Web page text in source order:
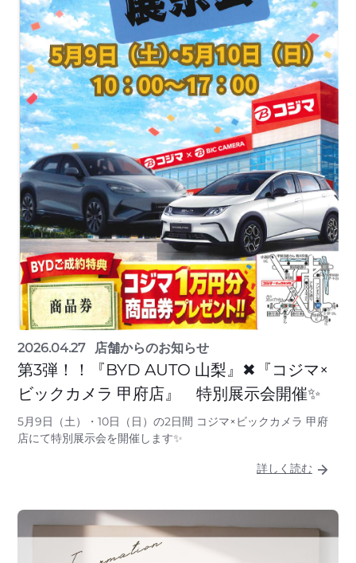
2026.04.27 店舗からのお知らせ
第3弾！！『BYD AUTO 山梨』✖『コジマ×
ビックカメラ 甲府店』 特別展示会開催✨
5月9日（土）・10日（日）の2日間 コジマ×ビックカメラ 甲府
店にて特別展示会を開催します✨
詳しく読む